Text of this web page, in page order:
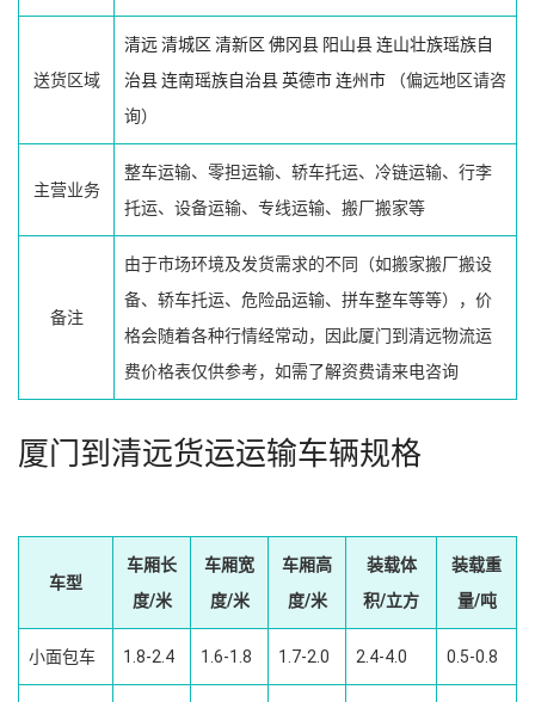
送货区域
清远清城区 清新区 佛冈县 阳山县连山壮族瑶族自
治县连南瑶族自治县英德市连州市 （偏远地区请咨
询）
主营业务
整车运输、零担运输、轿车托运、冷链运输、行李
托运、设备运输、专线运输、搬厂搬家等
备注
由于市场环境及发货需求的不同（如搬家搬厂搬设
备、轿车托运、危险品运输、拼车整车等等），价
格会随着各种行情经常动，因此厦门到清远物流运
费价格表仅供参考，如需了解资费请来电咨询
厦门到清远货运运输车辆规格
车型
车厢长
度/米
车厢宽
度/米
车厢高
度/米
装载体
积/立方
装载重
量/吨
小面包车 1.8-2.4 1.6-1.8 1.7-2.0 2.4-4.0 0.5-0.8